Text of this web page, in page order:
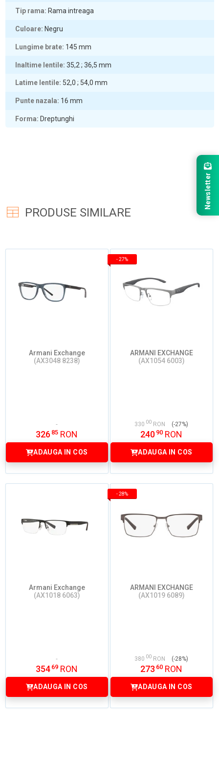
Tip rama Rama intreaga
Culoare Negru
Lungime brate 145 mm
Inaltime lentile 35,2 ; 36,5 mm
Latime lentile 52,0 ; 54,0 mm
Punte nazala 16 mm
Forma Dreptunghi
PRODUSE SIMILARE
Armani Exchange
(AX3048 8238)
326 85 RON
ADAUGA IN COS
- 27%
ARMANI EXCHANGE
(AX1054 6003)
330 00 RON (-27%)
240 90 RON
ADAUGA IN COS
Armani Exchange
(AX1018 6063)
354 69 RON
ADAUGA IN COS
- 28%
ARMANI EXCHANGE
(AX1019 6089)
380 00 RON (-28%)
273 60 RON
ADAUGA IN COS
Newsletter